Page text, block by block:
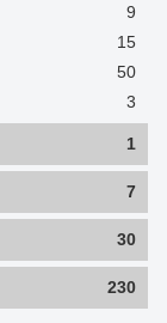
9
15
50
3
1
7
30
230